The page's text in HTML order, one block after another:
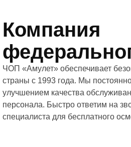
Компания
ЧОП «Амулет» обеспечивает
страны с 1993 года. Мы
улучшением качества
персонала. Быстро ответим на
специалиста для бесплатного